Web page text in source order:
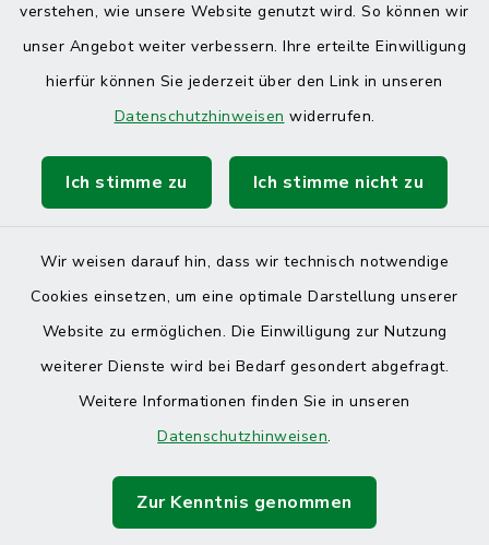
verstehen, wie unsere Website genutzt wird. So können wir
unser Angebot weiter verbessern. Ihre erteilte Einwilligung
hierfür können Sie jederzeit über den Link in unseren
Datenschutzhinweisen widerrufen.
Ich stimme zu Ich stimme nicht zu
Wir weisen darauf hin, dass wir technisch notwendige
Cookies einsetzen, um eine optimale Darstellung unserer
Website zu ermöglichen. Die Einwilligung zur Nutzung
weiterer Dienste wird bei Bedarf gesondert abgefragt.
Weitere Informationen finden Sie in unseren
Datenschutzhinweisen.
Zur Kenntnis genommen
Barrierefreiheit